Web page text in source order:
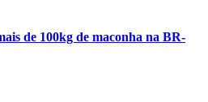
de 100kg de maconha na BR-